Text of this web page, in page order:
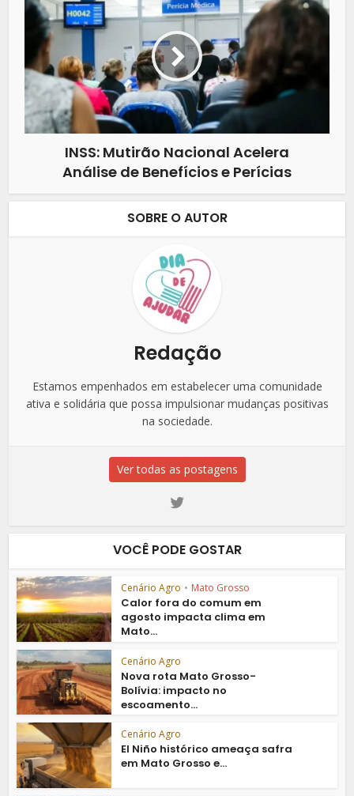
INSS: Mutirão Nacional Acelera
Análise de Benefícios e Perícias
SOBRE O AUTOR
Redação
Estamos empenhados em estabelecer uma comunidade
ativa e solidária que possa impulsionar mudanças positivas
na sociedade.
Ver todas as postagens
VOCÊ PODE GOSTAR
Cenário Agro • Mato Grosso
Calor fora do comum em
agosto impacta clima em
Mato...
Cenário Agro
Nova rota Mato Grosso-
Bolívia: impacto no
escoamento...
Cenário Agro
El Niño histórico ameaça safra
em Mato Grosso e...